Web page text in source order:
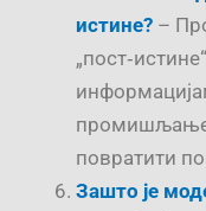
истине? –
промишљање
повратити
Зашто је